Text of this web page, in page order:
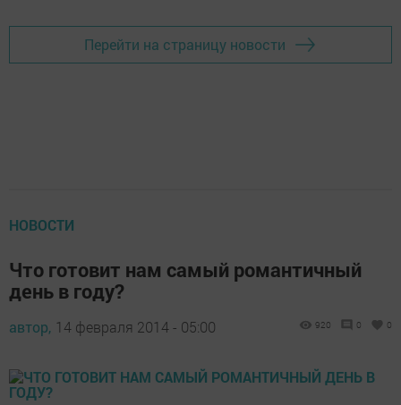
Перейти на страницу новости
НОВОСТИ
Что готовит нам самый романтичный
день в году?
автор, 14 февраля 2014 - 05:00 920 0 0